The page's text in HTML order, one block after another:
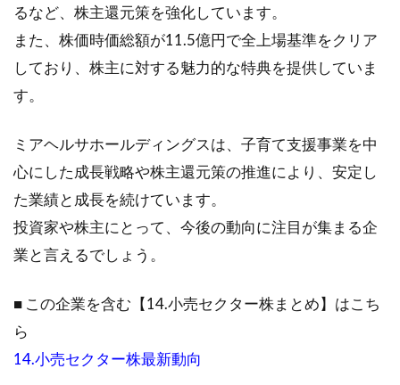
るなど、株主還元策を強化しています。
また、株価時価総額が11.5億円で全上場基準をクリア
しており、株主に対する魅力的な特典を提供していま
す。
ミアヘルサホールディングスは、子育て支援事業を中
心にした成長戦略や株主還元策の推進により、安定し
た業績と成長を続けています。
投資家や株主にとって、今後の動向に注目が集まる企
業と言えるでしょう。
■ この企業を含む【14.小売セクター株まとめ】はこち
ら
14.小売セクター株最新動向